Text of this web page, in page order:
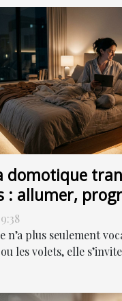
domotique
: allumer,
?
n’a plus seulement
les volets, elle